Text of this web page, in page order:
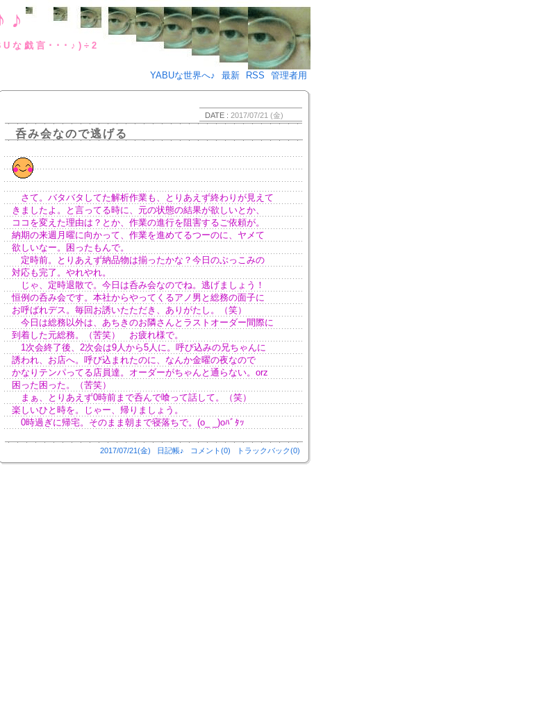
帳♪＋YABUな戯言･･･♪)÷2
YABUな世界へ♪
最新 RSS 管理者用
DATE : 2017/07/21 (金)
呑み会なので逃げる
さて。バタバタしてた解析作業も、とりあえず終わりが見えて
きましたよ。と言ってる時に、元の状態の結果が欲しいとか、
ココを変えた理由は？とか、作業の進行を阻害するご依頼が。
納期の来週月曜に向かって、作業を進めてるつーのに、ヤメて
欲しいなー。困ったもんで。
定時前。とりあえず納品物は揃ったかな？今日のぶっこみの
対応も完了。やれやれ。
じゃ、定時退散で。今日は呑み会なのでね。逃げましょう！
恒例の呑み会です。本社からやってくるアノ男と総務の面子に
お呼ばれデス。毎回お誘いたただき、ありがたし。（笑）
今日は総務以外は、あちきのお隣さんとラストオーダー間際に
到着した元総務。（苦笑） お疲れ様で。
1次会終了後、2次会は9人から5人に。呼び込みの兄ちゃんに
誘われ、お店へ。呼び込まれたのに、なんか金曜の夜なので
かなりテンパってる店員達。オーダーがちゃんと通らない。orz
困った困った。（苦笑）
まぁ、とりあえず0時前まで呑んで喰って話して。（笑）
楽しいひと時を。じゃー、帰りましょう。
0時過ぎに帰宅。そのまま朝まで寝落ちで。(o_ _)oﾊﾞﾀｯ
2017/07/21(金) 日記帳♪ コメント(0) トラックバック(0)